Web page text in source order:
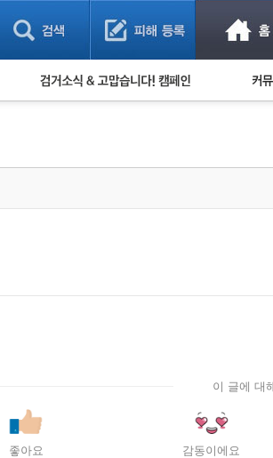
검거 소식 사
이 글에 대
좋아요 감동이에요